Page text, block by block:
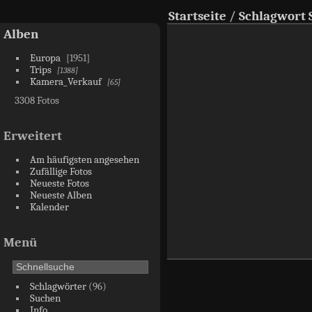
Alben
Europa
1951
Trips
1388
Kamera_Verkauf 65
3308 Fotos
Erweitert
Am häufigsten angesehen
Zufällige Fotos
Neueste Fotos
Neueste Alben
Kalender
Menü
Schlagwörter(96)
Suchen
Startseite / Schlagwort